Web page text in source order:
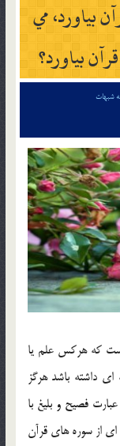
بياورد، مي
بياورد؟
شبهات
كه هركس علم يا
داشته باشد هرگز
فصيح و بليغ با
از سوره هاي قرآن